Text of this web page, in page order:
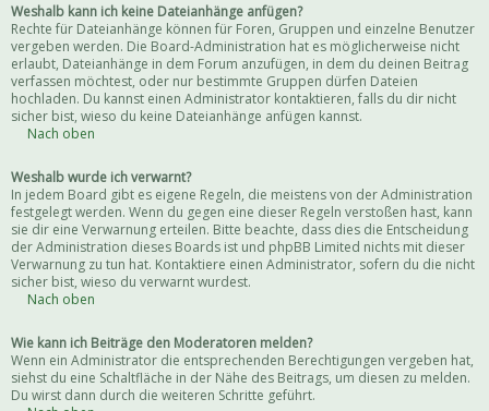
Weshalb kann ich keine Dateianhänge anfügen?
Rechte für Dateianhänge können für Foren, Gruppen und einzelne Benutzer
vergeben werden. Die Board-Administration hat es möglicherweise nicht
erlaubt, Dateianhänge in dem Forum anzufügen, in dem du deinen Beitrag
verfassen möchtest, oder nur bestimmte Gruppen dürfen Dateien
hochladen. Du kannst einen Administrator kontaktieren, falls du dir nicht
sicher bist, wieso du keine Dateianhänge anfügen kannst.
Nach oben
Weshalb wurde ich verwarnt?
In jedem Board gibt es eigene Regeln, die meistens von der Administration
festgelegt werden. Wenn du gegen eine dieser Regeln verstoßen hast, kann
sie dir eine Verwarnung erteilen. Bitte beachte, dass dies die Entscheidung
der Administration dieses Boards ist und phpBB Limited nichts mit dieser
Verwarnung zu tun hat. Kontaktiere einen Administrator, sofern du die nicht
sicher bist, wieso du verwarnt wurdest.
Nach oben
Wie kann ich Beiträge den Moderatoren melden?
Wenn ein Administrator die entsprechenden Berechtigungen vergeben hat,
siehst du eine Schaltfläche in der Nähe des Beitrags, um diesen zu melden.
Du wirst dann durch die weiteren Schritte geführt.